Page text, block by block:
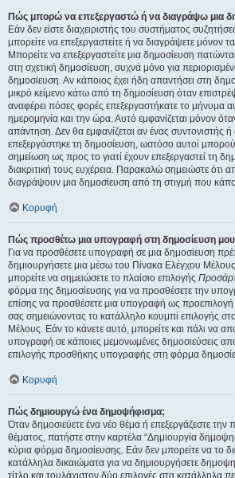
Πώς μπορώ να επεξεργαστώ ή να διαγράψω μια
Εάν δεν είστε διαχειριστής του συστήματος
μπορείτε να επεξεργαστείτε ή να διαγράψετε μόνον
Μπορείτε να επεξεργαστείτε μια δημοσίευση
στη σχετική δημοσίευση, συχνά μόνο για
δημοσίευση. Αν κάποιος έχει ήδη απαντήσει στη
μικρό κείμενο κάτω από τη δημοσίευση όταν
αναφέρει πόσες φορές επεξεργαστήκατε το μήνυμα
ημερομηνία και την ώρα. Αυτό εμφανίζεται μόνον
απάντηση. Δεν θα εμφανίζεται αν ένας συντονιστής ή
επεξεργάστηκε τη δημοσίευση, ωστόσο αυτοί
σημείωση ως προς το γιατί έχουν επεξεργαστεί τη
διακριτική τους ευχέρεια. Παρακαλώ σημειώστε ότι
διαγράψουν μια δημοσίευση από τη στιγμή που
Κορυφή
Πώς προσθέτω μια υπογραφή στη δημοσίευση
Για να προσθέσετε υπογραφή σε μια δημοσίευση
δημιουργήσετε μια μέσω του Πίνακα Ελέγχου
μπορείτε να σημειώσετε το πλαίσιο επιλογής
φόρμα της δημοσίευσης για να προσθέσετε την
επίσης να προσθέσετε μια υπογραφή ως προεπιλογή
σας σημειώνοντας το κατάλληλο κουμπί επιλογής
Μέλους. Εάν το κάνετε αυτό, μπορείτε και πάλι να
υπογραφή σε κάποιες μεμονωμένες δημοσιεύσεις
επιλογής προσθήκης υπογραφής στη φόρμα
Κορυφή
Πώς δημιουργώ ένα δημοψήφισμα;
Όταν δημοσιεύετε ένα νέο θέμα ή επεξεργάζεστε
θέματος, πατήστε στην καρτέλα “Δημιουργία
κύρια φόρμα δημοσίευσης. Εάν δεν μπορείτε να το
κατάλληλα δικαιώματα για να δημιουργήσετε
τίτλο και τουλάχιστον δύο επιλογές στα κατάλληλα